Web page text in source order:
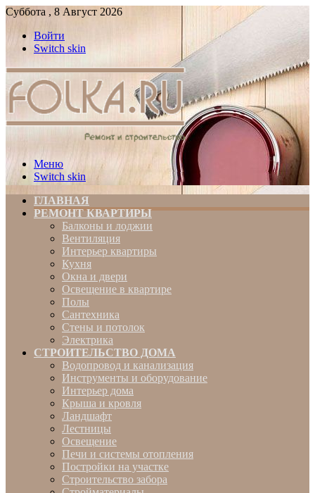
Суббота , 8 Август 2026
Войти
Switch skin
Меню
Switch skin
ГЛАВНАЯ
РЕМОНТ КВАРТИРЫ
Балконы и лоджии
Вентиляция
Интерьер квартиры
Кухня
Окна и двери
Освещение в квартире
Полы
Сантехника
Стены и потолок
Электрика
СТРОИТЕЛЬСТВО ДОМА
Водопровод и канализация
Инструменты и оборудование
Интерьер дома
Крыша и кровля
Ландшафт
Лестницы
Освещение
Печи и системы отопления
Постройки на участке
Строительство забора